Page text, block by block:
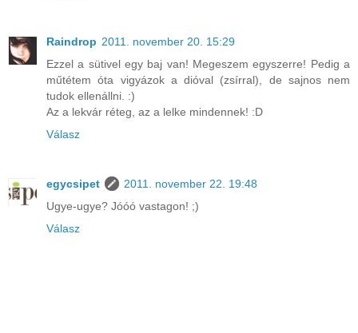
Raindrop 2011. november 20. 15:29
Ezzel a sütivel egy baj van! Megeszem egyszerre! Pedig a
műtétem óta vigyázok a dióval (zsírral), de sajnos nem
tudok ellenállni. :)
Az a lekvár réteg, az a lelke mindennek! :D
Válasz
egycsipet
2011. november 22. 19:48
Ugye-ugye? Jóóó vastagon! ;)
Válasz